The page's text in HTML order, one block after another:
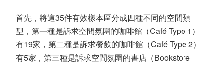
首先，將這35件有效樣本區分成四種不同的空間類
型，第一種是訴求空間氛圍的咖啡館（Café Type 1）
有19家，第二種是訴求餐飲的咖啡館（Café Type 2）
有5家，第三種是訴求空間氛圍的書店（Bookstore